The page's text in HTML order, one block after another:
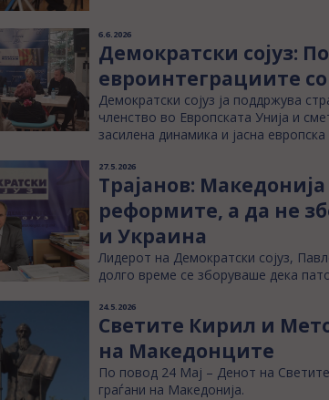
6.6.2026
Демократски сојуз:
евроинтеграциите
Демократски сојуз ја поддржува
членство во Европската Унија и
засилена динамика и јасна
27.5.2026
Трајанов:
реформите, а да не
и Украина
Лидерот на Демократски сојуз,
долго време се зборуваше дека
24.5.2026
Светите Кирил и
на Македонците
По повод 24 Мај – Денот на
граѓани на Македонија.